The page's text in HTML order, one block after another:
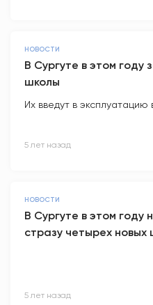
НОВОСТИ
В Сургуте в этом
школы
Их введут в
5 лет назад
НОВОСТИ
В Сургуте в этом году
стразу четырех новых
5 лет назад